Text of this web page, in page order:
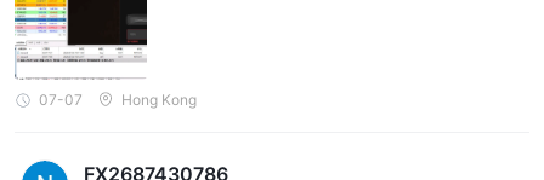
A API FIX da NCE oferece soluções de negociação
personalizadas em todo o espectro do mercado. Ela fornece
opções personalizadas para traders individuais, aumenta a
eficiência para gestores de ativos e fundos de hedge, e permite
empresas. Com preços competitivos para parceiros
07-07 Hong Kong
FX2687430786